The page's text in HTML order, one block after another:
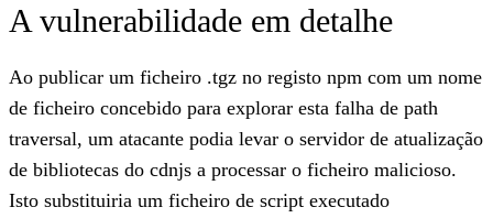
A vulnerabilidade em detalhe
Ao publicar um ficheiro .tgz no registo npm com um nome
de ficheiro concebido para explorar esta falha de path
traversal, um atacante podia levar o servidor de atualização
de bibliotecas do cdnjs a processar o ficheiro malicioso.
Isto substituiria um ficheiro de script executado